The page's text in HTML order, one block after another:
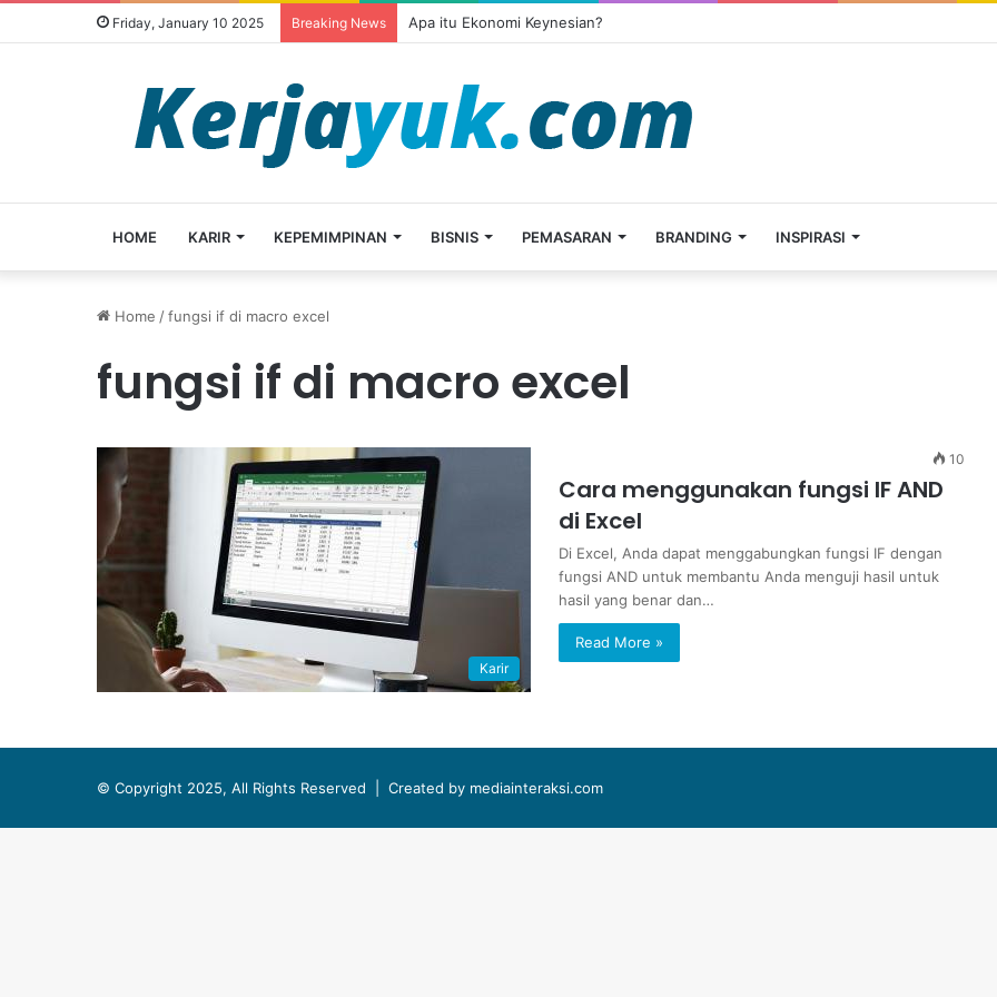
Friday, January 10 2025 Breaking News Apa itu Ekonomi Keynesian?
HOME KARIR KEPEMIMPINAN BISNIS PEMASARAN BRANDING INSPIRASI
Home /fungsi if di macro excel
fungsi if di macro excel
Karir
10
Cara menggunakan fungsi IF AND
di Excel
Di Excel, Anda dapat menggabungkan fungsi IF dengan
fungsi AND untuk membantu Anda menguji hasil untuk
hasil yang benar dan…
Read More »
© Copyright 2025, All Rights Reserved | Created by mediainteraksi.com